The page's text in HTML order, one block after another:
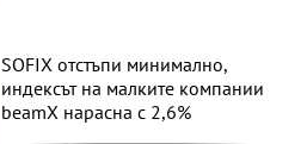
SOFIX отстъпи минимално,
индексът на малките компании
beamX нарасна с 2,6%